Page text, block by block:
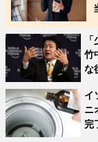
竹
な
イ
ニ
完